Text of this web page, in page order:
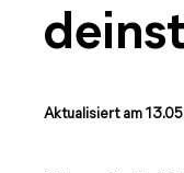
Aktualisiert am